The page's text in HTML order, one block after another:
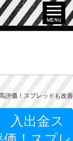
評価！スプレッドも改善
入出金ス